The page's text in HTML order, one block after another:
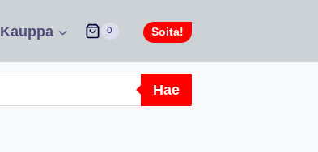
Kauppa 0 Soita!
Hae